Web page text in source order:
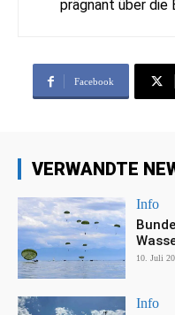
prägnant über die
Facebook
VERWANDTE
Info
10. Juli
Info